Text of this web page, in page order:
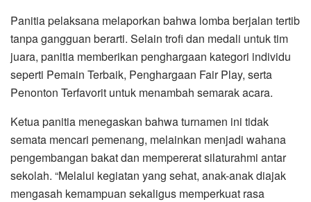
Panitia pelaksana melaporkan bahwa lomba berjalan tertib
tanpa gangguan berarti. Selain trofi dan medali untuk tim
juara, panitia memberikan penghargaan kategori individu
seperti Pemain Terbaik, Penghargaan Fair Play, serta
Penonton Terfavorit untuk menambah semarak acara.
Ketua panitia menegaskan bahwa turnamen ini tidak
semata mencari pemenang, melainkan menjadi wahana
pengembangan bakat dan mempererat silaturahmi antar
sekolah. “Melalui kegiatan yang sehat, anak-anak diajak
mengasah kemampuan sekaligus memperkuat rasa